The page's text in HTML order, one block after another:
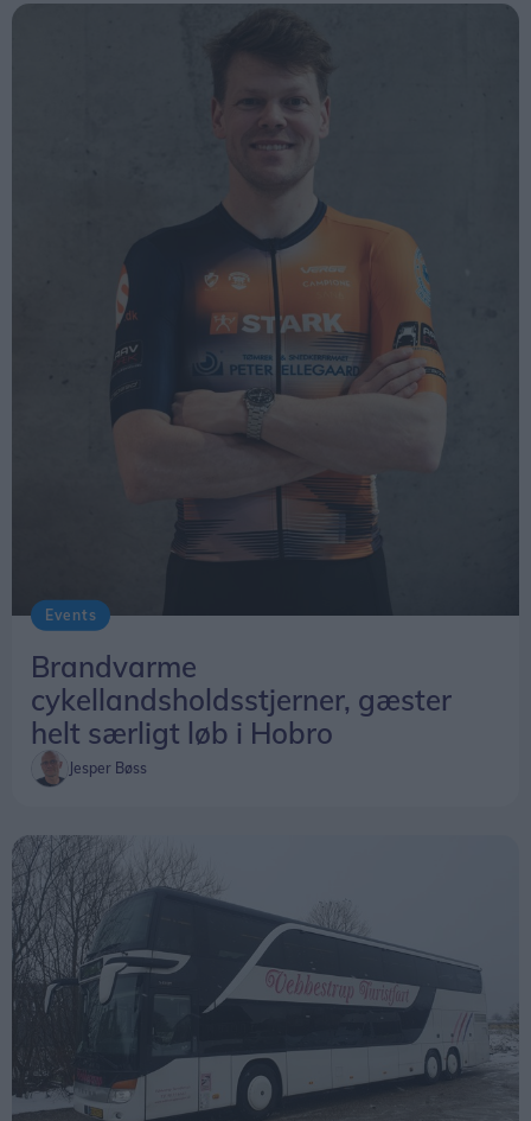
Events
Brandvarme
cykellandsholdsstjerner, gæster
helt særligt løb i Hobro
Jesper Bøss